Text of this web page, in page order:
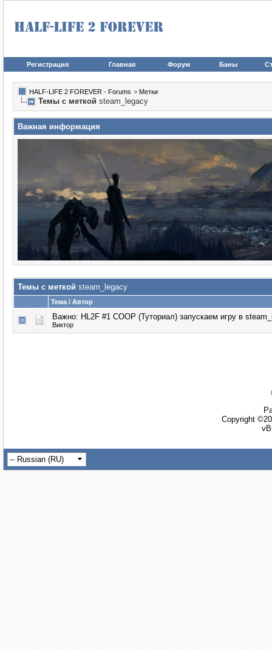
Регистрация Главная Форум Баны
HALF-LIFE 2 FOREVER - Forums > Метки
Темы с меткой steam_legacy
Важная информация
Темы с меткой steam_legacy
Тема / Автор
Важно: HL2F #1 COOP (Туториал) запускаем игру в
Виктор
Copyright